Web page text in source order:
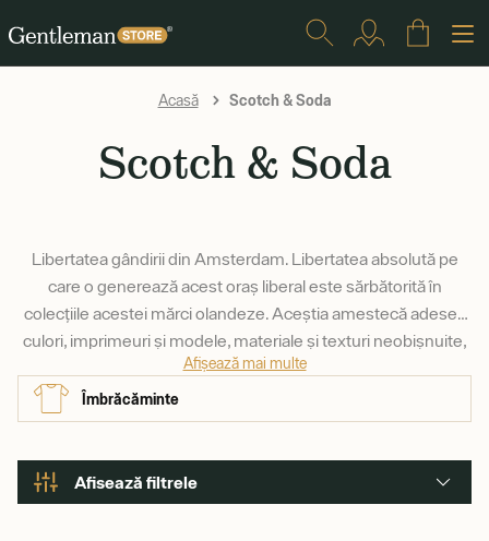
Acasă Scotch & Soda
Scotch & Soda
Libertatea gândirii din Amsterdam. Libertatea absolută pe
care o generează acest oraș liberal este sărbătorită în
colecțiile acestei mărci olandeze. Aceștia amestecă adesea
culori, imprimeuri și modele, materiale și texturi neobișnuite,
precum și siluete excentrice. Scotch & Soda nu este pentru
toată lumea, dar dacă alegi piesele lor, cel mai probabil vei
deveni mai memorabil.
Afișează mai multe
Îmbrăcăminte
Afisează filtrele